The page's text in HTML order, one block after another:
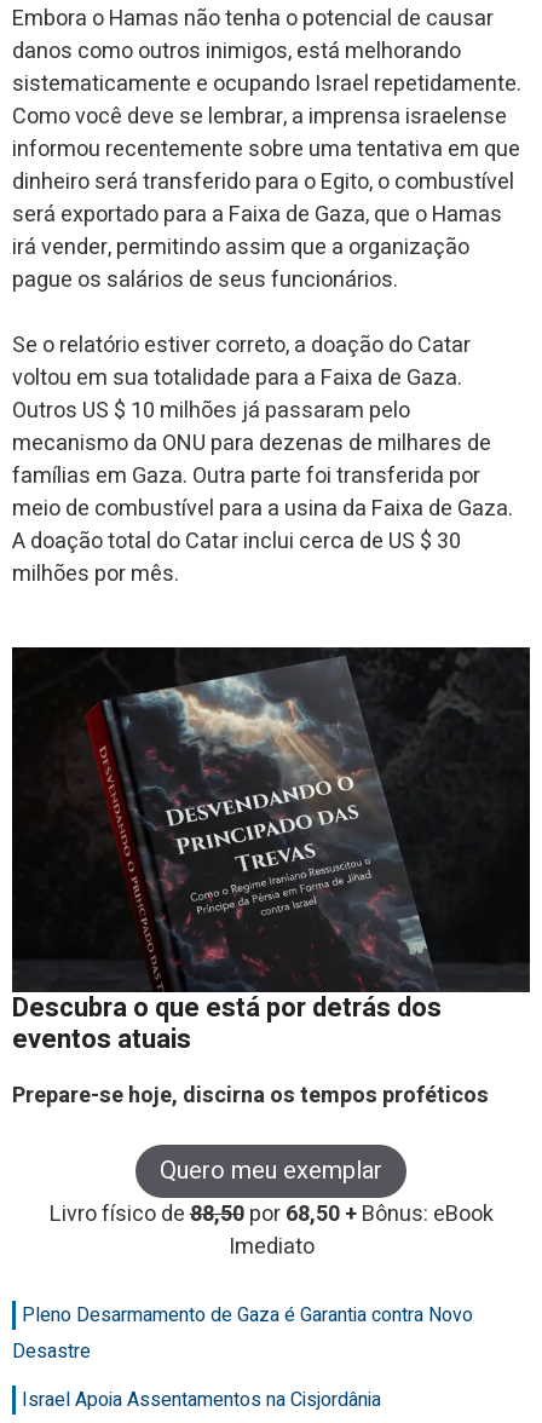
Embora o Hamas não tenha o potencial de causar
danos como outros inimigos, está melhorando
sistematicamente e ocupando Israel repetidamente.
Como você deve se lembrar, a imprensa israelense
informou recentemente sobre uma tentativa em que
dinheiro será transferido para o Egito, o combustível
será exportado para a Faixa de Gaza, que o Hamas
irá vender, permitindo assim que a organização
pague os salários de seus funcionários.
Se o relatório estiver correto, a doação do Catar
voltou em sua totalidade para a Faixa de Gaza.
Outros US $ 10 milhões já passaram pelo
mecanismo da ONU para dezenas de milhares de
famílias em Gaza. Outra parte foi transferida por
meio de combustível para a usina da Faixa de Gaza.
A doação total do Catar inclui cerca de US $ 30
milhões por mês.
Descubra o que está por detrás dos
eventos atuais
Prepare-se hoje, discirna os tempos proféticos
Quero meu exemplar
Livro físico de88,50 por68,50 +Bônus: eBook
Imediato
Pleno Desarmamento de Gaza é Garantia contra Novo
Desastre
Israel Apoia Assentamentos na Cisjordânia